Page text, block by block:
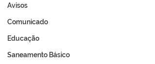
Avisos
Comunicado
Educação
Saneamento Básico